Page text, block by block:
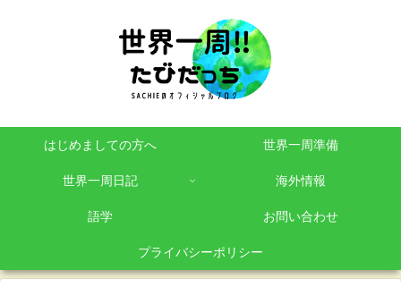
はじめましての方へ 世界一周準備
世界一周日記 海外情報
語学 お問い合わせ
プライバシーポリシー